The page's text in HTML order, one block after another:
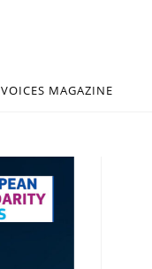
VOICES MAGAZINE